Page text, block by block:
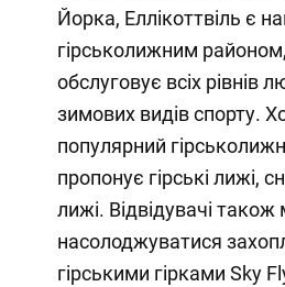
Йорка, Еллікоттвіль є
гірськолижним
обслуговує всіх рівнів
зимових видів спорту.
популярний
пропонує гірські лижі,
лижі. Відвідувачі
насолоджуватися
гірськими гірками Sky